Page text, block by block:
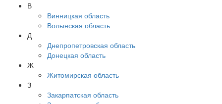
В
Винницкая область
Волынская область
Д
Днепропетровская область
Донецкая область
Ж
Житомирская область
З
Закарпатская область